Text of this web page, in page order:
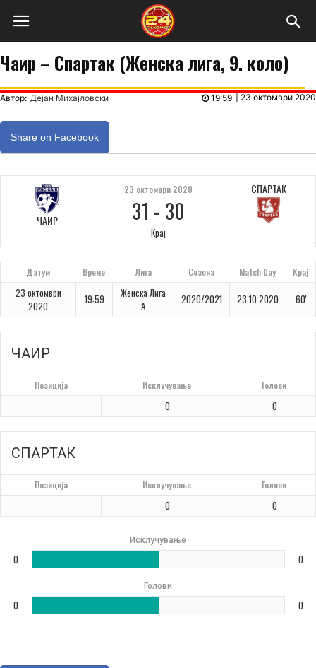
Чаир – Спартак (Женска лига, 9. коло)
Автор: Дејан Михајловски 23 октомври 2020
19:59
Share on Facebook
ЧАИР
СПАРТАК
23 октомври 2020
31 - 30
Крај
Датум Време Лига Сезона Match Day Крај
23 октомври
2020
19:59
Женска Лига
А
2020/2021 23.10.2020 60'
ЧАИР
Позиција Исклучување Голови
0 0
СПАРТАК
Позиција Исклучување Голови
0 0
Исклучување
0 0
Голови
0 0